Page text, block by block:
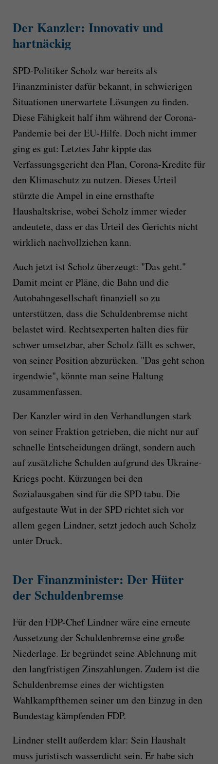
Der Kanzler: Innovativ und
hartnäckig
SPD-Politiker Scholz war bereits als
Finanzminister dafür bekannt, in schwierigen
Situationen unerwartete Lösungen zu finden.
Diese Fähigkeit half ihm während der Corona-
Pandemie bei der EU-Hilfe. Doch nicht immer
ging es gut: Letztes Jahr kippte das
Verfassungsgericht den Plan, Corona-Kredite für
den Klimaschutz zu nutzen. Dieses Urteil
stürzte die Ampel in eine ernsthafte
Haushaltskrise, wobei Scholz immer wieder
andeutete, dass er das Urteil des Gerichts nicht
wirklich nachvollziehen kann.
Auch jetzt ist Scholz überzeugt: "Das geht."
Damit meint er Pläne, die Bahn und die
Autobahngesellschaft finanziell so zu
unterstützen, dass die Schuldenbremse nicht
belastet wird. Rechtsexperten halten dies für
schwer umsetzbar, aber Scholz fällt es schwer,
von seiner Position abzurücken. "Das geht schon
irgendwie", könnte man seine Haltung
zusammenfassen.
Der Kanzler wird in den Verhandlungen stark
von seiner Fraktion getrieben, die nicht nur auf
schnelle Entscheidungen drängt, sondern auch
auf zusätzliche Schulden aufgrund des Ukraine-
Kriegs pocht. Kürzungen bei den
Sozialausgaben sind für die SPD tabu. Die
aufgestaute Wut in der SPD richtet sich vor
allem gegen Lindner, setzt jedoch auch Scholz
unter Druck.
Der Finanzminister: Der Hüter
der Schuldenbremse
Für den FDP-Chef Lindner wäre eine erneute
Aussetzung der Schuldenbremse eine große
Niederlage. Er begründet seine Ablehnung mit
den langfristigen Zinszahlungen. Zudem ist die
Schuldenbremse eines der wichtigsten
Wahlkampfthemen seiner um den Einzug in den
Bundestag kämpfenden FDP.
Lindner stellt außerdem klar: Sein Haushalt
muss juristisch wasserdicht sein. Er habe sich